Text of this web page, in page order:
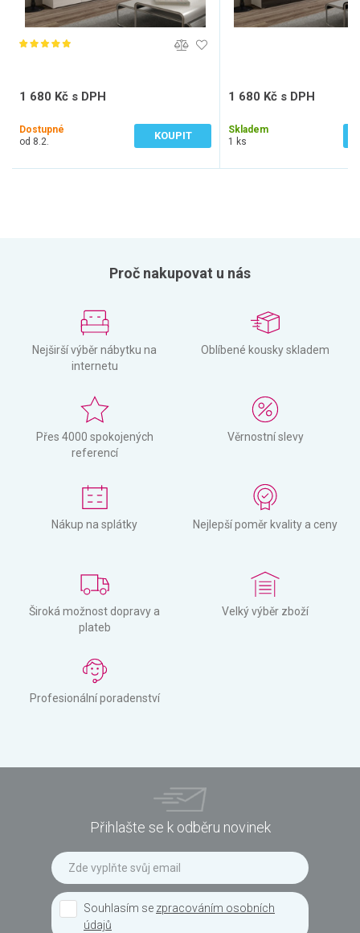
1 680 Kč s DPH
Dostupné
od 8.2.
KOUPIT
1 680 Kč s DPH
Skladem
1 ks
Proč nakupovat u nás
Nejširší výběr nábytku na
internetu
Oblíbené kousky skladem
Přes 4000 spokojených
referencí
Věrnostní slevy
Nákup na splátky Nejlepší poměr kvality a ceny
Široká možnost dopravy a
plateb
Velký výběr zboží
Profesionální poradenství
Přihlašte se k odběru novinek
Souhlasím se zpracováním osobních
údajů